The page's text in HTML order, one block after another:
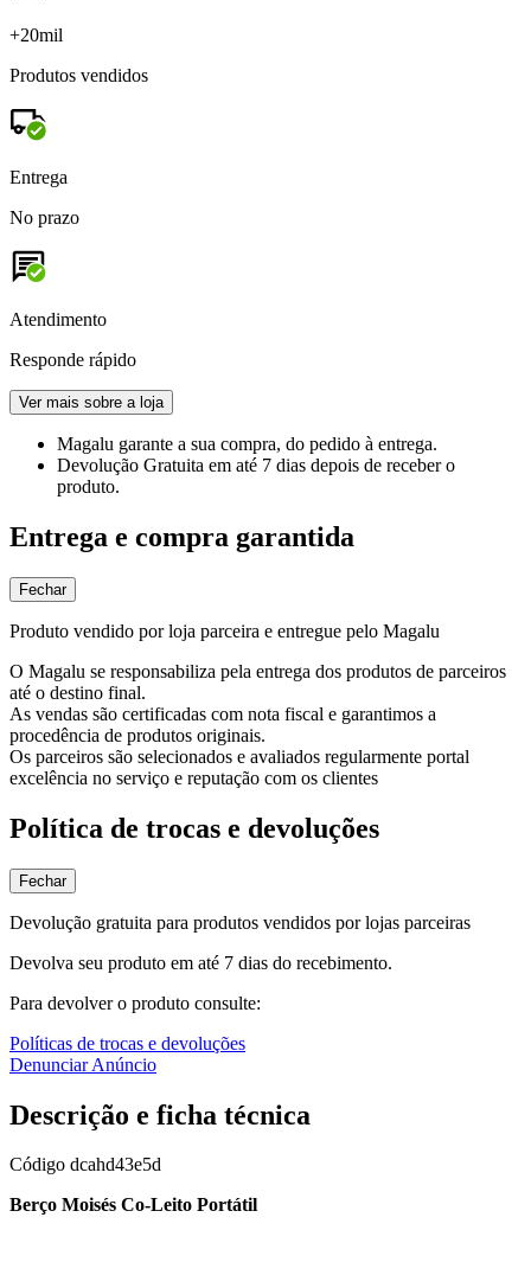
+20mil
Produtos vendidos
Entrega
No prazo
Atendimento
Responde rápido
Ver mais sobre a loja
Magalu garante a sua compra, do pedido à entrega.
Devolução Gratuita em até 7 dias depois de receber o
produto.
Entrega e compra garantida
Fechar
Produto vendido por loja parceira e entregue pelo Magalu
O Magalu se responsabiliza pela entrega dos produtos de parceiros
até o destino final.
As vendas são certificadas com nota fiscal e garantimos a
procedência de produtos originais.
Os parceiros são selecionados e avaliados regularmente portal
excelência no serviço e reputação com os clientes
Política de trocas e devoluções
Fechar
Devolução gratuita para produtos vendidos por lojas parceiras
Devolva seu produto em até 7 dias do recebimento.
Para devolver o produto consulte:
Políticas de trocas e devoluções
Denunciar Anúncio
Descrição e ficha técnica
Código dcahd43e5d
Berço Moisés Co-Leito Portátil